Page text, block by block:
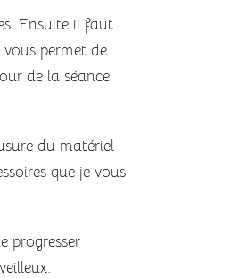
Ensuite il faut
permet de
de la séance
du matériel
que je vous
progresser